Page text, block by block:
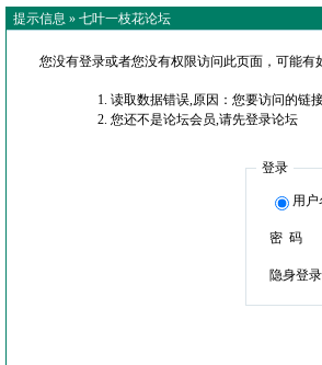
提示信息 » 七叶一枝花论坛
您没有登录或者您没有权限访问此页面，可能有
读取数据错误,原因：您要访问的链
您还不是论坛会员,请先登录论坛
登录
用户
密 码
隐身登录